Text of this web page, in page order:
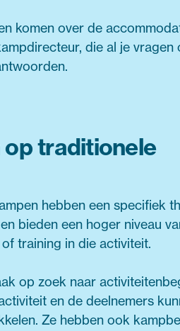
komen over de
die al je vragen
traditionele
hebben een specifiek
bieden een hoger niveau
training in die activiteit.
op zoek naar
en de deelnemers
Ze hebben ook